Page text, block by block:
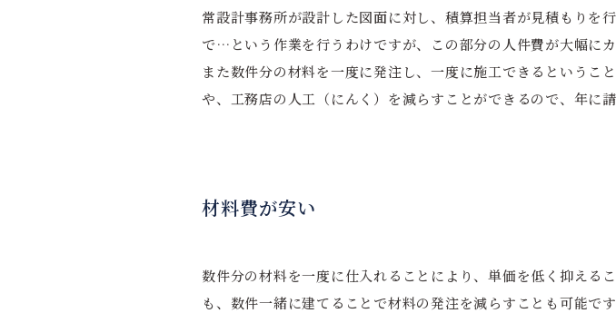
常設計事務所が設計した図面に対し、積算担当者が見積もりを
で…という作業を行うわけですが、この部分の人件費が大幅に
また数件分の材料を一度に発注し、一度に施工できるというこ
や、工務店の人工（にんく）を減らすことができるので、年に
材料費が安い
数件分の材料を一度に仕入れることにより、単価を低く抑える
も、数件一緒に建てることで材料の発注を減らすことも可能です